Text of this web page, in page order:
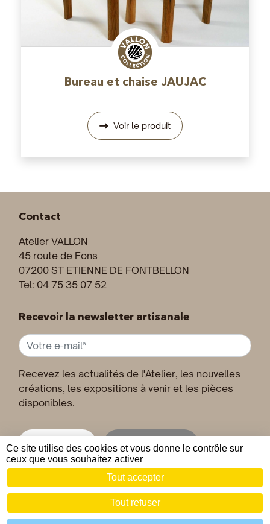
Bureau et chaise JAUJAC
Voir le produit
Contact
Atelier VALLON
45 route de Fons
07200 ST ETIENNE DE FONTBELLON
Tel: 04 75 35 07 52
Recevoir la newsletter artisanale
Recevez les actualités de l'Atelier, les nouvelles
créations, les expositions à venir et les pièces
disponibles.
Inscription Désinscription
© 2019 - 2026 Joseph VALLON •Mentions légales
Zéfyx création de sites internet à Aubenas Ardèche
Ce site utilise des cookies et vous donne le contrôle sur
ceux que vous souhaitez activer
Tout accepter
Tout refuser